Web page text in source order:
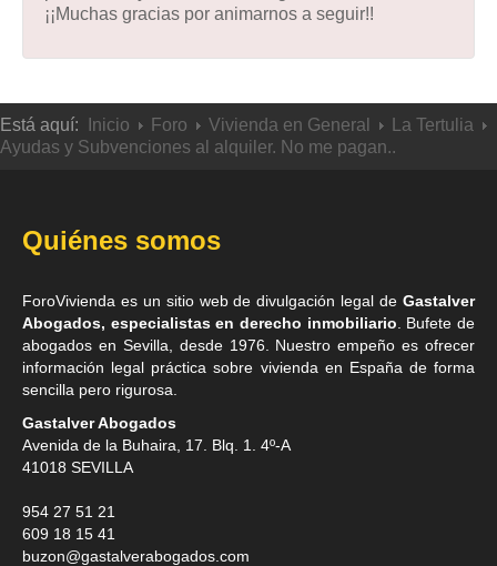
¡¡Muchas gracias por animarnos a seguir!!
Está aquí: Inicio Foro Vivienda en General
La Tertulia
Ayudas y Subvenciones al alquiler. No me pagan..
Quiénes somos
ForoVivienda es un sitio web de divulgación legal de Gastalver
Abogados, especialistas en derecho inmobiliario . Bufete de
abogados en Sevilla , desde 1976. Nuestro empeño es ofrecer
información legal práctica sobre vivienda en España de forma
sencilla pero rigurosa.
Gastalver Abogados
Avenida de la Buhaira, 17. Blq. 1. 4º-A
41018 SEVILLA
954 27 51 21
609 18 15 41
buzon@gastalverabogados.com